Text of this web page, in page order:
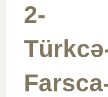
2-